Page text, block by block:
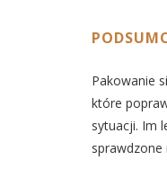
Pakowanie
które
sytuacji. Im
sprawdzone